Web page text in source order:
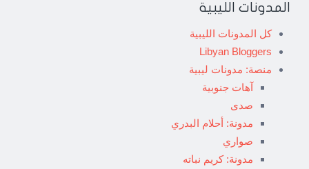
المدونات الليبية
كل المدونات الليبية
Libyan Bloggers
منصة: مدونات ليبية
آهات جنوبية
صدى
مدونة: أحلام البدري
صواري
مدونة: كريم نباته